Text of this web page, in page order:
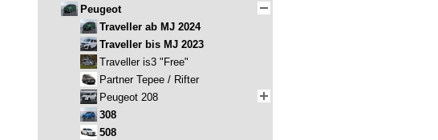
Peugeot
Traveller ab MJ 2024
Traveller bis MJ 2023
Traveller is3 "Free"
Partner Tepee / Rifter
Peugeot 208
308
508